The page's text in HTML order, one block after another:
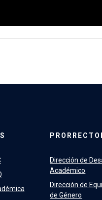
Dirección de
Académico
Dirección de
de Género